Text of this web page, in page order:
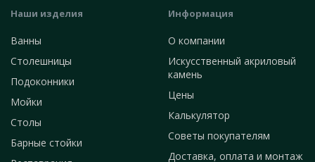
Наши изделия
Ванны
Столешницы
Подоконники
Мойки
Столы
Барные стойки
Информация
О компании
Искусственный акриловый
камень
Цены
Калькулятор
Советы покупателям
Доставка, оплата и монтаж